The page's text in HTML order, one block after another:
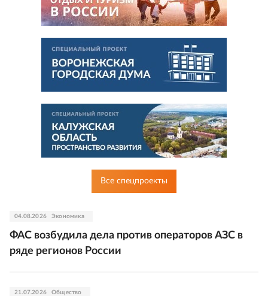
Все спецпроекты
04.08.2026 Экономика
ФАС возбудила дела против операторов АЗС в
ряде регионов России
21.07.2026 Общество